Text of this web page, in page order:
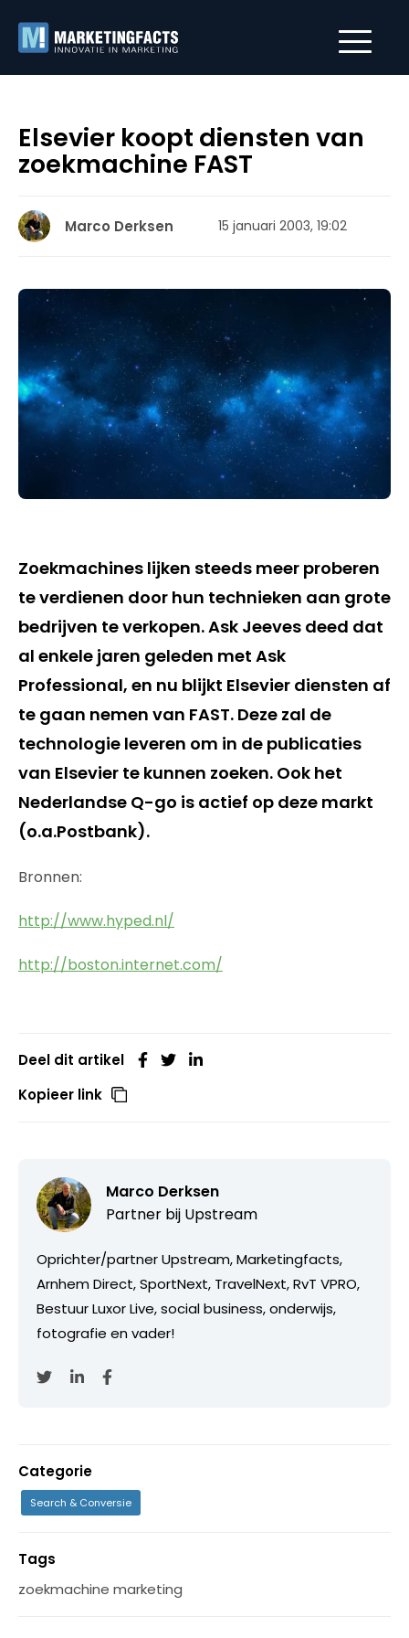
Elsevier koopt diensten van
zoekmachine FAST
Marco Derksen 15 januari 2003, 19:02
Zoekmachines lijken steeds meer proberen
te verdienen door hun technieken aan grote
bedrijven te verkopen. Ask Jeeves deed dat
al enkele jaren geleden met Ask
Professional, en nu blijkt Elsevier diensten af
te gaan nemen van FAST. Deze zal de
technologie leveren om in de publicaties
van Elsevier te kunnen zoeken. Ook het
Nederlandse Q-go is actief op deze markt
(o.a.Postbank).
Bronnen:
http://www.hyped.nl/
http://boston.internet.com/
Deel dit artikel
Kopieer link
Marco Derksen
Partner bij Upstream
Oprichter/partner Upstream, Marketingfacts,
Arnhem Direct, SportNext, TravelNext, RvT VPRO,
Bestuur Luxor Live, social business, onderwijs,
fotografie en vader!
Categorie
Search & Conversie
Tags
zoekmachine marketing